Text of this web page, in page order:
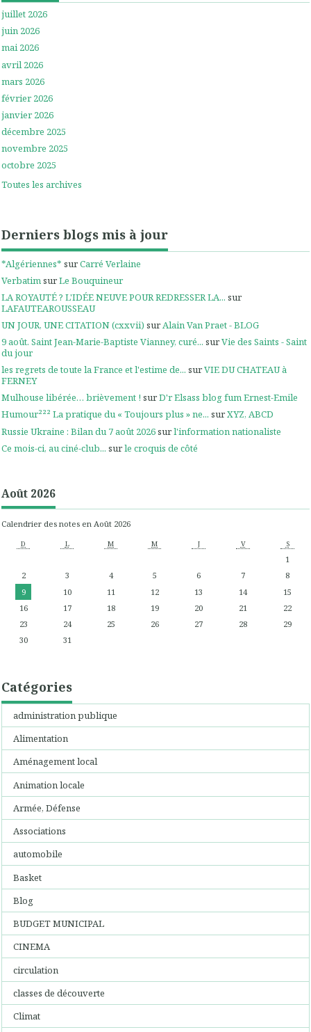
juillet 2026
juin 2026
mai 2026
avril 2026
mars 2026
février 2026
janvier 2026
décembre 2025
novembre 2025
octobre 2025
Toutes les archives
Derniers blogs mis à jour
*Algériennes* surCarré Verlaine
VerbatimsurLe Bouquineur
LA ROYAUTÉ ? L'IDÉE NEUVE POUR REDRESSER LA... sur
LAFAUTEAROUSSEAU
UN JOUR, UNE CITATION (cxxvii) surAlain Van Praet - BLOG
9 août. Saint Jean-Marie-Baptiste Vianney, curé... surVie des Saints - Saint
du jour
les regrets de toute la France et l'estime de... surVIE DU CHATEAU à
FERNEY
Mulhouse libérée… brièvement ! surD'r Elsass blog fum Ernest-Emile
Humour²²² La pratique du « Toujours plus » ne... surXYZ, ABCD
Russie Ukraine : Bilan du 7 août 2026surl'information nationaliste
Ce mois-ci, au ciné-club... surle croquis de côté
Août 2026
Calendrier des notes en Août 2026
D L M M J V S
1
2
3 4 5 6 7
8
9
10 11 12 13 14
15
16
17 18 19 20 21
22
23
24 25 26 27 28
29
30
31
Catégories
administration publique
Alimentation
Aménagement local
Animation locale
Armée, Défense
Associations
automobile
Basket
Blog
BUDGET MUNICIPAL
CINEMA
circulation
classes de découverte
Climat